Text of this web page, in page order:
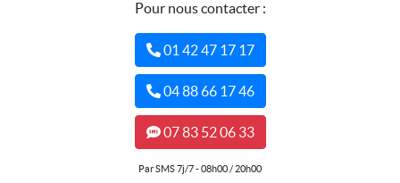
Pour nous contacter :
01 42 47 17 17
04 88 66 17 46
07 83 52 06 33
Par SMS 7j/7 - 08h00 / 20h00